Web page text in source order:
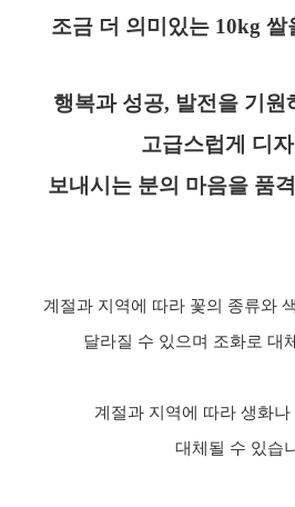
조금 더 의미있는 10kg 쌀
행복과 성공, 발전을 기원
고급스럽게 디
보내시는 분의 마음을 품
계절과 지역에 따라 꽃의 종류와
달라질 수 있으며 조화로 대
계절과 지역에 따라 생화나
대체될 수 있습